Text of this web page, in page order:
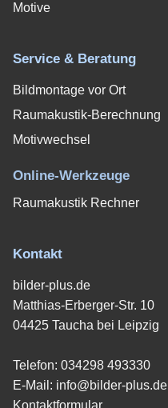
Motive
Service & Beratung
Bildmontage vor Ort
Raumakustik-Berechnung
Motivwechsel
Online-Werkzeuge
Raumakustik Rechner
Kontakt
bilder-plus.de
Matthias-Erberger-Str. 10
04425 Taucha bei Leipzig
Telefon: 034298 493330
E-Mail: info@bilder-plus.de
Kontaktformular